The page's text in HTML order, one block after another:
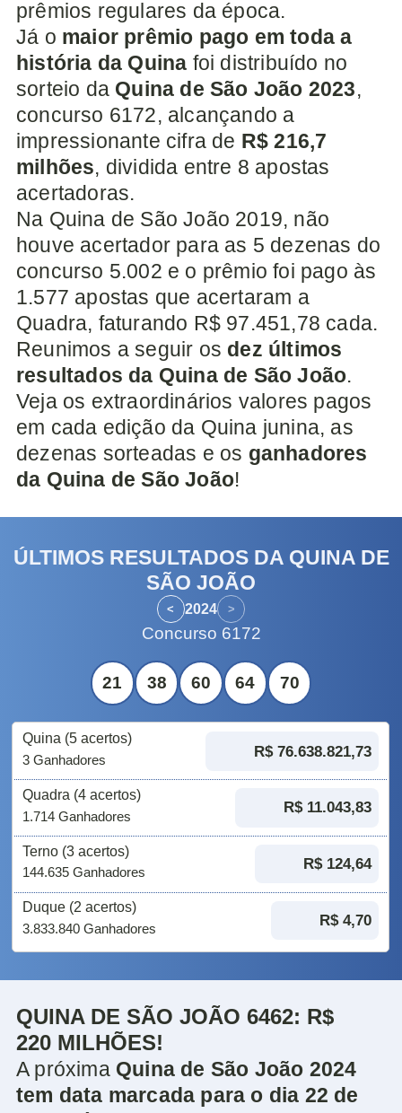
prêmios regulares da época.
Já o maior prêmio pago em toda a
história da Quina foi distribuído no
sorteio da Quina de São João 2023,
concurso 6172, alcançando a
impressionante cifra de R$ 216,7
milhões, dividida entre 8 apostas
acertadoras.
Na Quina de São João 2019, não
houve acertador para as 5 dezenas do
concurso 5.002 e o prêmio foi pago às
1.577 apostas que acertaram a
Quadra, faturando R$ 97.451,78 cada.
Reunimos a seguir os dez últimos
resultados da Quina de São João.
Veja os extraordinários valores pagos
em cada edição da Quina junina, as
dezenas sorteadas e os ganhadores
da Quina de São João!
ÚLTIMOS RESULTADOS DA QUINA DE
SÃO JOÃO
< 2024 >
Concurso 6172
21 38 60 64 70
Quina (5 acertos)
3 Ganhadores
R$ 76.638.821,73
Quadra (4 acertos)
1.714 Ganhadores
R$ 11.043,83
Terno (3 acertos)
144.635 Ganhadores
R$ 124,64
Duque (2 acertos)
3.833.840 Ganhadores
R$ 4,70
QUINA DE SÃO JOÃO 6462: R$
220 MILHÕES!
A próxima Quina de São João 2024
tem data marcada para o dia 22 de